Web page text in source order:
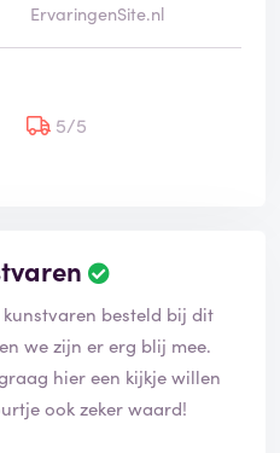
ErvaringenSite.nl
5/5
besteld bij dit
we zijn er erg blij mee.
hier een kijkje willen
ook zeker waard!